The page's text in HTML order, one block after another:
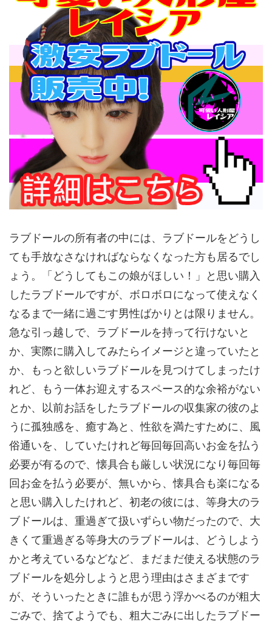
ラブドールの所有者の中には、ラブドールをどうし
ても手放なさなければならなくなった方も居るでし
ょう。「どうしてもこの娘がほしい！」と思い購入
したラブドールですが、ボロボロになって使えなく
なるまで一緒に過ごす男性ばかりとは限りません。
急な引っ越しで、ラブドールを持って行けないと
か、実際に購入してみたらイメージと違っていたと
か、もっと欲しいラブドールを見つけてしまったけ
れど、もう一体お迎えするスペース的な余裕がない
とか、以前お話をしたラブドールの収集家の彼のよ
うに孤独感を、癒す為と、性欲を満たすために、風
俗通いを、していたけれど毎回毎回高いお金を払う
必要が有るので、懐具合も厳しい状況になり毎回毎
回お金を払う必要が、無いから、懐具合も楽になる
と思い購入したけれど、初老の彼には、等身大のラ
ブドールは、重過ぎて扱いずらい物だったので、大
きくて重過ぎる等身大のラブドールは、どうしよう
かと考えているなどなど、まだまだ使える状態のラ
ブドールを処分しようと思う理由はさまざまです
が、そういったときに誰もが思う浮かべるのが粗大
ごみで、捨てようでも、粗大ごみに出したラブドー